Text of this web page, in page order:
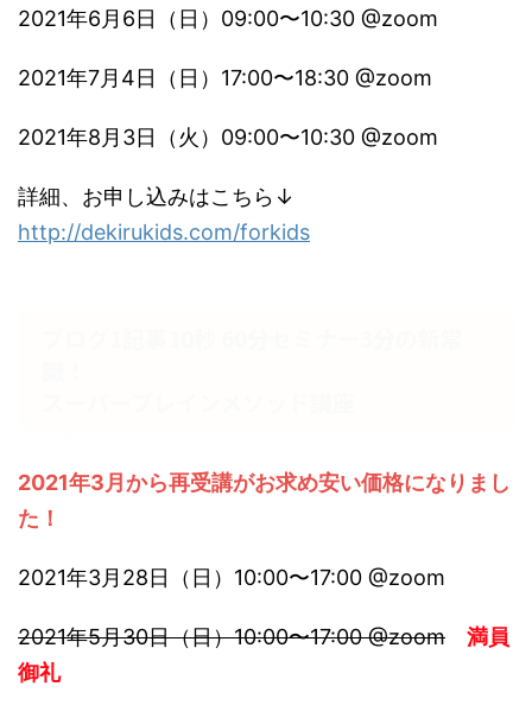
2021年6月6日（日）09:00〜10:30 @zoom
2021年7月4日（日）17:00〜18:30 @zoom
2021年8月3日（火）09:00〜10:30 @zoom
詳細、お申し込みはこちら↓
http://dekirukids.com/forkids
2021年3月から再受講がお求め安い価格になりまし
た！
2021年3月28日（日）10:00〜17:00 @zoom
2021年5月30日（日）10:00〜17:00 @zoom
満員
御礼